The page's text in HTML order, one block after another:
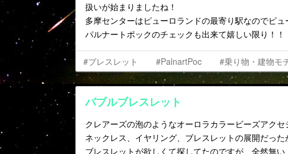
扱いが始まりましたね！
多摩センターはピューロランドの最寄り駅なのでピュ
パルナートポックのチェックも出来て嬉しい限り！！
#ブレスレット #PalnartPoc #乗り物・建物モ
バブルブレスレット
クレアーズの泡のようなオーロラカラービーズアクセ
ネックレス、イヤリング、ブレスレットの展開だった
ブレスレットが欲しくて探してたのですが、全然無い